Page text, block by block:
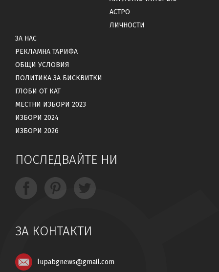
АСТРО
ЛИЧНОСТИ
ЗА НАС
РЕКЛАМНА ТАРИФА
ОБЩИ УСЛОВИЯ
ПОЛИТИКА ЗА БИСКВИТКИ
ГЛОБИ ОТ КАТ
МЕСТНИ ИЗБОРИ 2023
ИЗБОРИ 2024
ИЗБОРИ 2026
ПОСЛЕДВАЙТЕ НИ
ЗА КОНТАКТИ
lupabgnews@gmail.com